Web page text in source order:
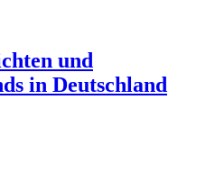
und
in Deutschland